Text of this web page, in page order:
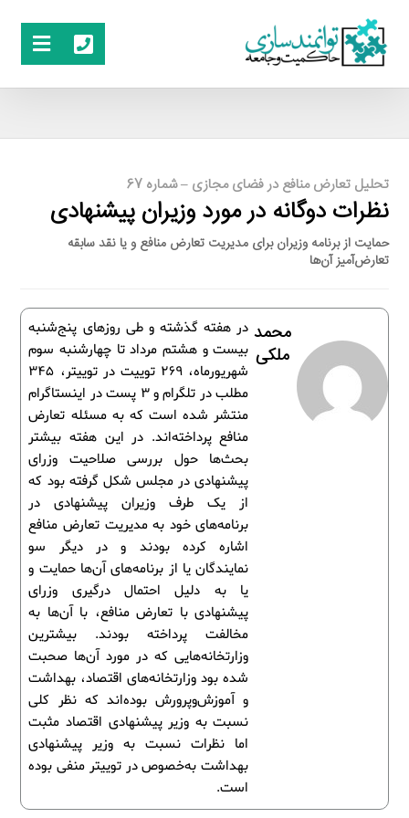
تحلیل تعارض منافع در فضای مجازی – شماره 67
نظرات دوگانه در مورد وزیران پیشنهادی
حمایت از برنامه وزیران برای مدیریت تعارض منافع و یا نقد سابقه
تعارض‌آمیز آن‌ها
در هفته گذشته و طی روزهای پنج‌شنبه
بیست و هشتم مرداد تا چهارشنبه سوم
شهریورماه، 269 توییت در توییتر، 345
مطلب در تلگرام و 3 پست در اینستاگرام
منتشر شده است که به مسئله تعارض
منافع پرداخته‌اند. در این هفته بیشتر
بحث‌ها حول بررسی صلاحیت وزرای
پیشنهادی در مجلس شکل گرفته بود که
از یک طرف وزیران پیشنهادی در
برنامه‌های خود به مدیریت تعارض منافع
اشاره کرده بودند و در دیگر سو
نمایندگان یا از برنامه‌های آن‌ها حمایت و
یا به دلیل احتمال درگیری وزرای
پیشنهادی با تعارض منافع، با آن‌ها به
مخالفت پرداخته بودند. بیشترین
وزارتخانه‌هایی که در مورد آن‌ها صحبت
شده بود وزارتخانه‌های اقتصاد، بهداشت
و آموزش‌وپرورش بوده‌اند که نظر کلی
نسبت به وزیر پیشنهادی اقتصاد مثبت
اما نظرات نسبت به وزیر پیشنهادی
بهداشت به‌خصوص در توییتر منفی بوده
است.
محمد
ملکی